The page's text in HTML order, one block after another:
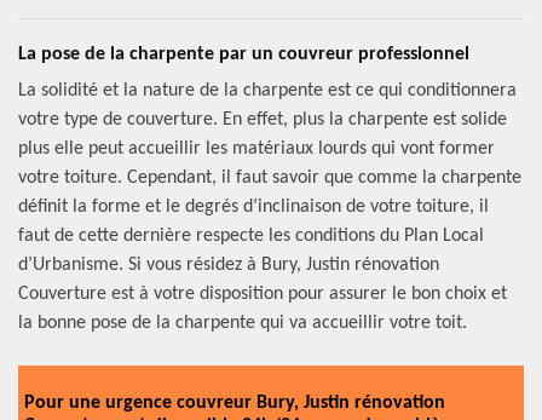
La pose de la charpente par un couvreur professionnel
La solidité et la nature de la charpente est ce qui conditionnera
votre type de couverture. En effet, plus la charpente est solide
plus elle peut accueillir les matériaux lourds qui vont former
votre toiture. Cependant, il faut savoir que comme la charpente
définit la forme et le degrés d’inclinaison de votre toiture, il
faut de cette dernière respecte les conditions du Plan Local
d’Urbanisme. Si vous résidez à Bury, Justin rénovation
Couverture est à votre disposition pour assurer le bon choix et
la bonne pose de la charpente qui va accueillir votre toit.
Pour une urgence couvreur Bury, Justin rénovation